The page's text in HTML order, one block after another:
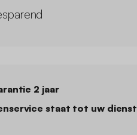
2 jaar
staat tot uw dienst